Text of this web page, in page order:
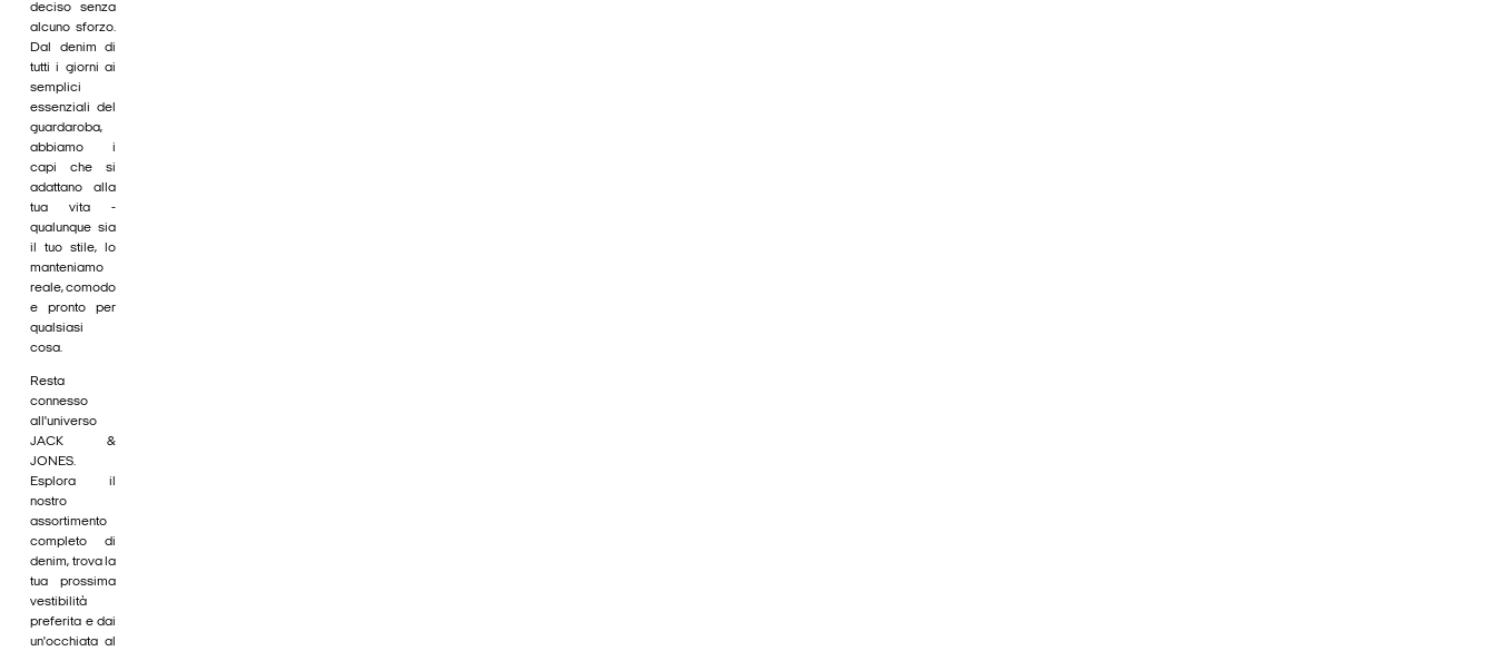
deciso senza
alcuno sforzo.
Dal denim di
tutti i giorni ai
semplici
essenziali del
guardaroba,
abbiamo i
capi che si
adattano alla
tua vita -
qualunque sia
il tuo stile, lo
manteniamo
reale, comodo
e pronto per
qualsiasi
cosa.
Resta
connesso
all'universo
JACK &
JONES.
Esplora il
nostro
assortimento
completo di
denim, trova la
tua prossima
vestibilità
preferita e dai
un'occhiata al